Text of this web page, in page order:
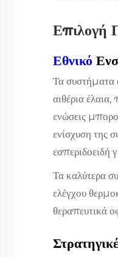
Επιλογή
Εθνικό
Τα συστήματα
αιθέρια
ενώσεις
ενίσχυση της
εσπεριδοειδή
Τα καλύτερα
ελέγχου
θεραπευτικά